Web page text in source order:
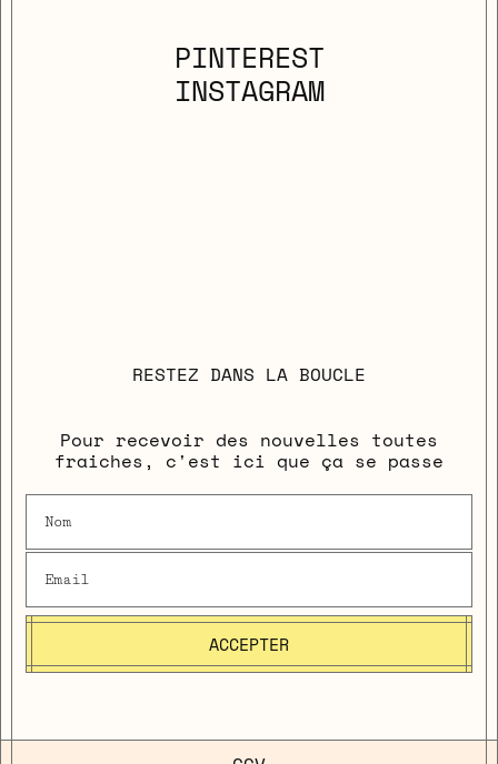
PINTEREST
INSTAGRAM
RESTEZ DANS LA BOUCLE
Pour recevoir des nouvelles toutes
fraiches, c'est ici que ça se passe
ACCEPTER